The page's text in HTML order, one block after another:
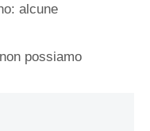
alcune
possiamo